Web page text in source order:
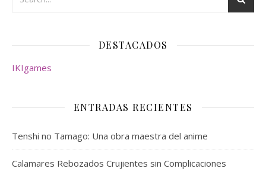
DESTACADOS
IKIgames
ENTRADAS RECIENTES
Tenshi no Tamago: Una obra maestra del anime
Calamares Rebozados Crujientes sin Complicaciones